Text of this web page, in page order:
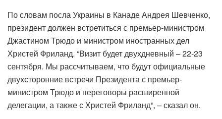
По словам посла Украины в Канаде Андрея Шевченко,
президент должен встретиться с премьер-министром
Джастином Трюдо и министром иностранных дел
Христей Фриланд. “Визит будет двухдневный – 22-23
сентября. Мы рассчитываем, что будут официальные
двухсторонние встречи Президента с премьер-
министром Трюдо и переговоры расширенной
делегации, а также с Христей Фриланд”, – сказал он.